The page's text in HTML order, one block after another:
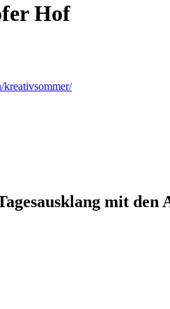
Hof
kreativsommer/
mit den